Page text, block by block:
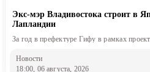
Экс-мэр Владивостока строит в
Лапландии
За год в префектуре Гифу в рамках
Новости
18:00, 06 августа, 2026